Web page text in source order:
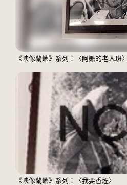
《映像蘭嶼》系列：〈阿嬤的老人斑〉
《映像蘭嶼》系列：〈我要香煙〉